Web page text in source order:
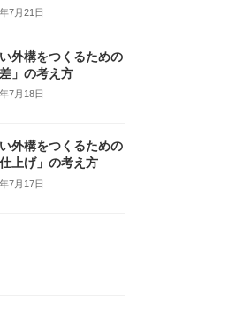
7月21日
外構をつくるための
差」の考え方
7月18日
外構をつくるための
仕上げ」の考え方
7月17日